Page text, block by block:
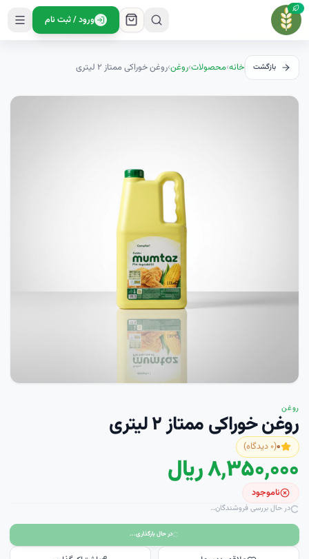
ورود / ثبت نام
بازگشت خانه›محصولات›روغن›روغن خوراکی ممتاز ۲ لیتری
روغن
روغن خوراکی ممتاز ۲ لیتری
۰(۰ دیدگاه)
۸٬۳۵۰٬۰۰۰ ریال
ناموجود
در حال بررسی فروشندگان…
در حال بارگذاری...